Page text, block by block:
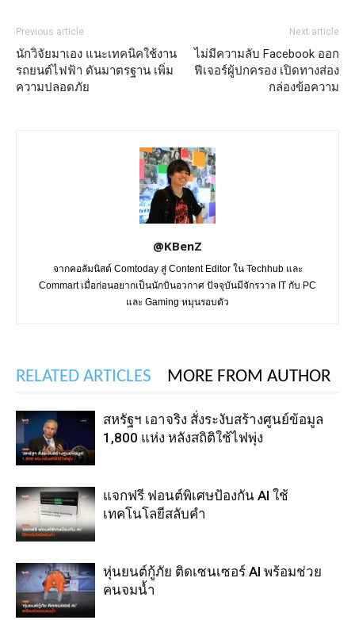
Previous article
นักวิจัยมาเอง แนะเทคนิคใช้งาน
รถยนต์ไฟฟ้า ดันมาตรฐาน เพิ่ม
ความปลอดภัย
Next article
ไม่มีความลับ Facebook ออก
ฟีเจอร์ผู้ปกครอง เปิดทางส่อง
กล่องข้อความ
@KBenZ
จากคอลัมนิสต์ Comtoday สู่ Content Editor ใน Techhub และ
Commart เมื่อก่อนอยากเป็นนักบินอวกาศ ปัจจุบันมีจักรวาล IT กับ PC
และ Gaming หมุนรอบตัว
RELATED ARTICLES MORE FROM AUTHOR
สหรัฐฯ เอาจริง สั่งระงับสร้างศูนย์ข้อมูล
1,800 แห่ง หลังสถิติใช้ไฟพุ่ง
แจกฟรี ฟอนต์พิเศษป้องกัน AI ใช้
เทคโนโลยีสลับคำ
หุ่นยนต์กู้ภัย ติดเซนเซอร์ AI พร้อมช่วย
คนจมน้ำ